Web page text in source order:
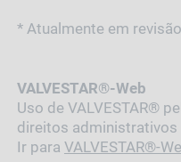
* Atualmente em
VALVESTAR®-Web
Uso de VALVESTAR®
direitos administrativos
Ir para VALVESTAR®-